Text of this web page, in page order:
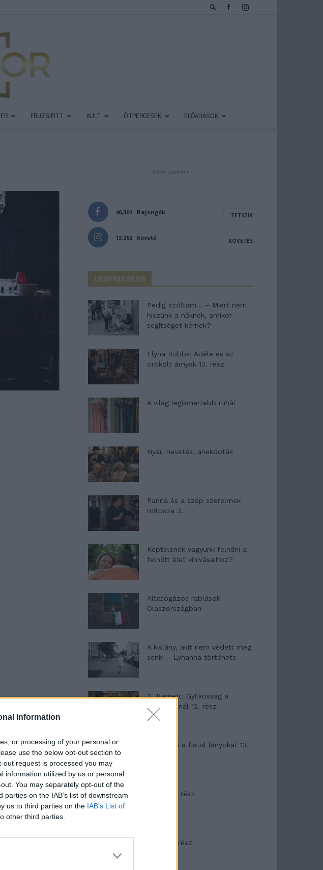
Information
or processing of your personal or
use the below opt-out section to
request is processed you may
information utilized by us or personal
You may separately opt-out of the
on the IAB’s list of downstream
us to third parties on the IAB’s List of
other third parties.
FRUZSIFITT KULT ÖTPERCESEK ELŐADÁSOK
- Advertisement -
46,301 Rajongók TETSZIK
13,262 Követő KÖVETÉS
LEGFRISSEBB
Pedig szóltam… – Miért nem
hiszünk a nőknek, amikor
segítséget kérnek?
Elyna Robbs: Adéle és az
örökölt árnyak 13. rész
A világ legismertebb ruhái
Nyár, nevetés, anekdoták
Panna és a szép szerelmek
mítosza 3.
Képtelenek vagyunk felnőni a
felnőtt élet kihívásaihoz?
Altatógázos rablások
Olaszországban
A kislány, akit nem védett meg
senki – Lyhanna története
T. Barnett: Gyilkosság a
Garda-tónál 12. rész
T. szereti a fiatal lányokat 13.
Minka 10. rész
Minka 9. rész